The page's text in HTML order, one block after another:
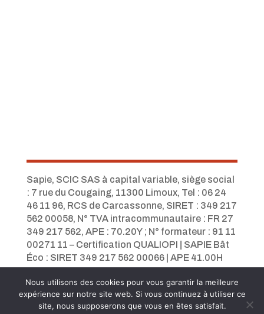
Sapie, SCIC SAS à capital variable, siège social
: 7 rue du Cougaing, 11300 Limoux, Tel : 06 24
46 11 96, RCS de Carcassonne, SIRET : 349 217
562 00058, N° TVA intracommunautaire : FR 27
349 217 562, APE : 70.20Y ; N° formateur : 91 11
00271 11 – Certification QUALIOPI
SAPIE Bât
Éco : SIRET 349 217 562 00066 | APE 41.00H
Nous utilisons des cookies pour vous garantir la meilleure
expérience sur notre site web. Si vous continuez à utiliser ce
site, nous supposerons que vous en êtes satisfait.